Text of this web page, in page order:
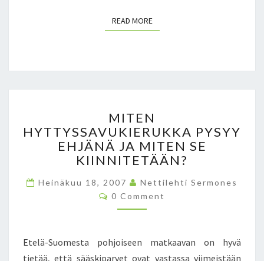
READ MOREREAD MORE
I
T
E
N
Y
T
T
S
MITEN
HYTTYSSAVUKIERUKKA PYSYY
EHJÄNÄ JA MITEN SE
KIINNITETÄÄN?
Heinäkuu 18, 2007
Nettilehti Sermones
C
O
N
T
S
0 Comment
Etelä-Suomesta pohjoiseen matkaavan on hyvä
tietää, että sääskiparvet ovat vastassa viimeistään